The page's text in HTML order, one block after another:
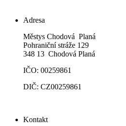
Adresa
Městys Chodová Planá
Pohraniční stráže 129
348 13 Chodová Planá
IČO: 00259861
DIČ: CZ00259861
Kontakt